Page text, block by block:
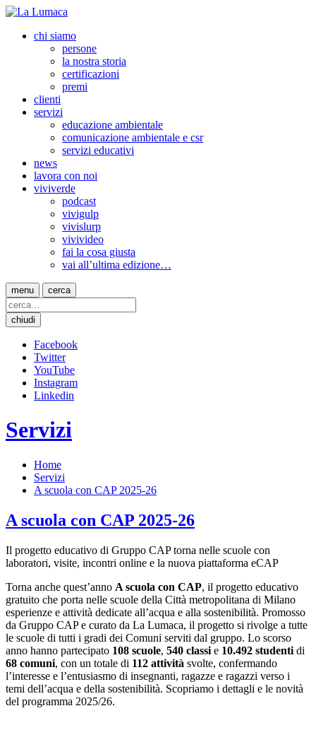
chi siamo
persone
la nostra storia
certificazioni
premi
clienti
servizi
educazione ambientale
comunicazione ambientale e csr
servizi educativi
news
lavora con noi
viviverde
podcast
vivigulp
vivislurp
vivivideo
fai la cosa giusta
vai all’ultima edizione…
menu cerca
chiudi
Facebook
Twitter
YouTube
Instagram
Linkedin
Servizi
Home
Servizi
A scuola con CAP 2025-26
A scuola con CAP 2025-26
Il progetto educativo di Gruppo CAP torna nelle scuole con
laboratori, visite, incontri online e la nuova piattaforma eCAP
Torna anche quest’anno A scuola con CAP, il progetto educativo
gratuito che porta nelle scuole della Città metropolitana di Milano
esperienze e attività dedicate all’acqua e alla sostenibilità. Promosso
da Gruppo CAP e curato da La Lumaca, il progetto si rivolge a tutte
le scuole di tutti i gradi dei Comuni serviti dal gruppo. Lo scorso
anno hanno partecipato 108 scuole, 540 classi e 10.492 studenti di
68 comuni, con un totale di 112 attività svolte, confermando
l’interesse e l’entusiasmo di insegnanti, ragazze e ragazzi verso i
temi dell’acqua e della sostenibilità. Scopriamo i dettagli e le novità
del programma 2025/26.